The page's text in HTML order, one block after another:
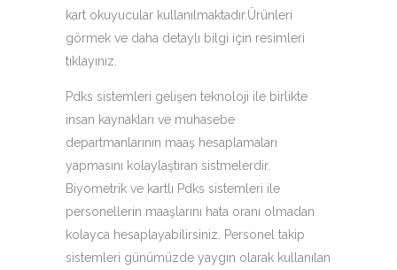
kart okuyucular kullanılmaktadır.Ürünleri
görmek ve daha detaylı bilgi için resimleri
tıklayınız.
Pdks sistemleri gelişen teknoloji ile birlikte
insan kaynakları ve muhasebe
departmanlarının maaş hesaplamaları
yapmasını kolaylaştıran sistmelerdir.
Biyometrik ve kartlı Pdks sistemleri ile
personellerin maaşlarını hata oranı olmadan
kolayca hesaplayabilirsiniz. Personel takip
sistemleri günümüzde yaygın olarak kullanılan